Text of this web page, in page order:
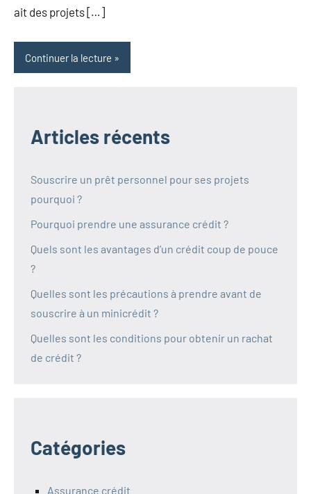
ait des projets […]
Continuer la lecture
Articles récents
Souscrire un prêt personnel pour ses projets
pourquoi ?
Pourquoi prendre une assurance crédit ?
Quels sont les avantages d’un crédit coup de pouce
?
Quelles sont les précautions à prendre avant de
souscrire à un minicrédit ?
Quelles sont les conditions pour obtenir un rachat
de crédit ?
Catégories
Assurance crédit